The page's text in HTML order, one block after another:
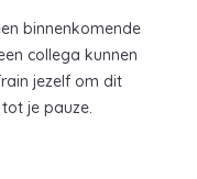
binnenkomende
collega kunnen
jezelf om dit
je pauze.